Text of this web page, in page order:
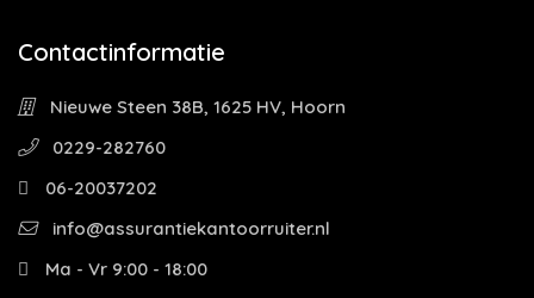
Contactinformatie
Nieuwe Steen 38B, 1625 HV, Hoorn
0229-282760
06-20037202
info@assurantiekantoorruiter.nl
Ma - Vr 9:00 - 18:00